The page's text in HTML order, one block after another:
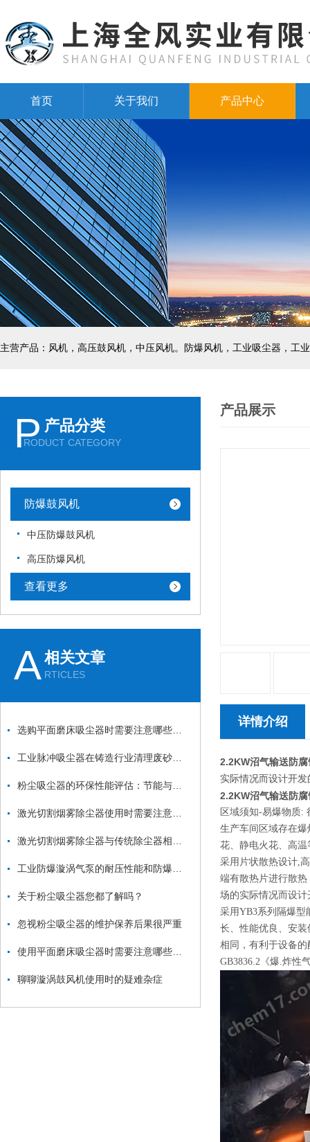
首页 关于我们 产品中心
主营产品：风机，高压鼓风机，中压风机。防爆风机，工业吸尘器，工
P 产品分类
RODUCT CATEGORY
防爆鼓风机
中压防爆鼓风机
高压防爆风机
查看更多
A相关文章
RTICLES
关于粉尘吸尘器您都了解吗？
忽视粉尘吸尘器的维护保养后果很严重
聊聊漩涡鼓风机使用时的疑难杂症
产品展示
详情介绍
2.2KW沼气输送防
实际情况而设计开
2.2KW沼气输送防
区域须知-易爆物质:
生产车间区域存在
花、静电火花、高
采用片状散热设计,
端有散热片进行散
场的实际情况而设
采用YB3系列隔爆型
长、性能优良、安
相同，有利于设备
GB3836.2《爆.炸性